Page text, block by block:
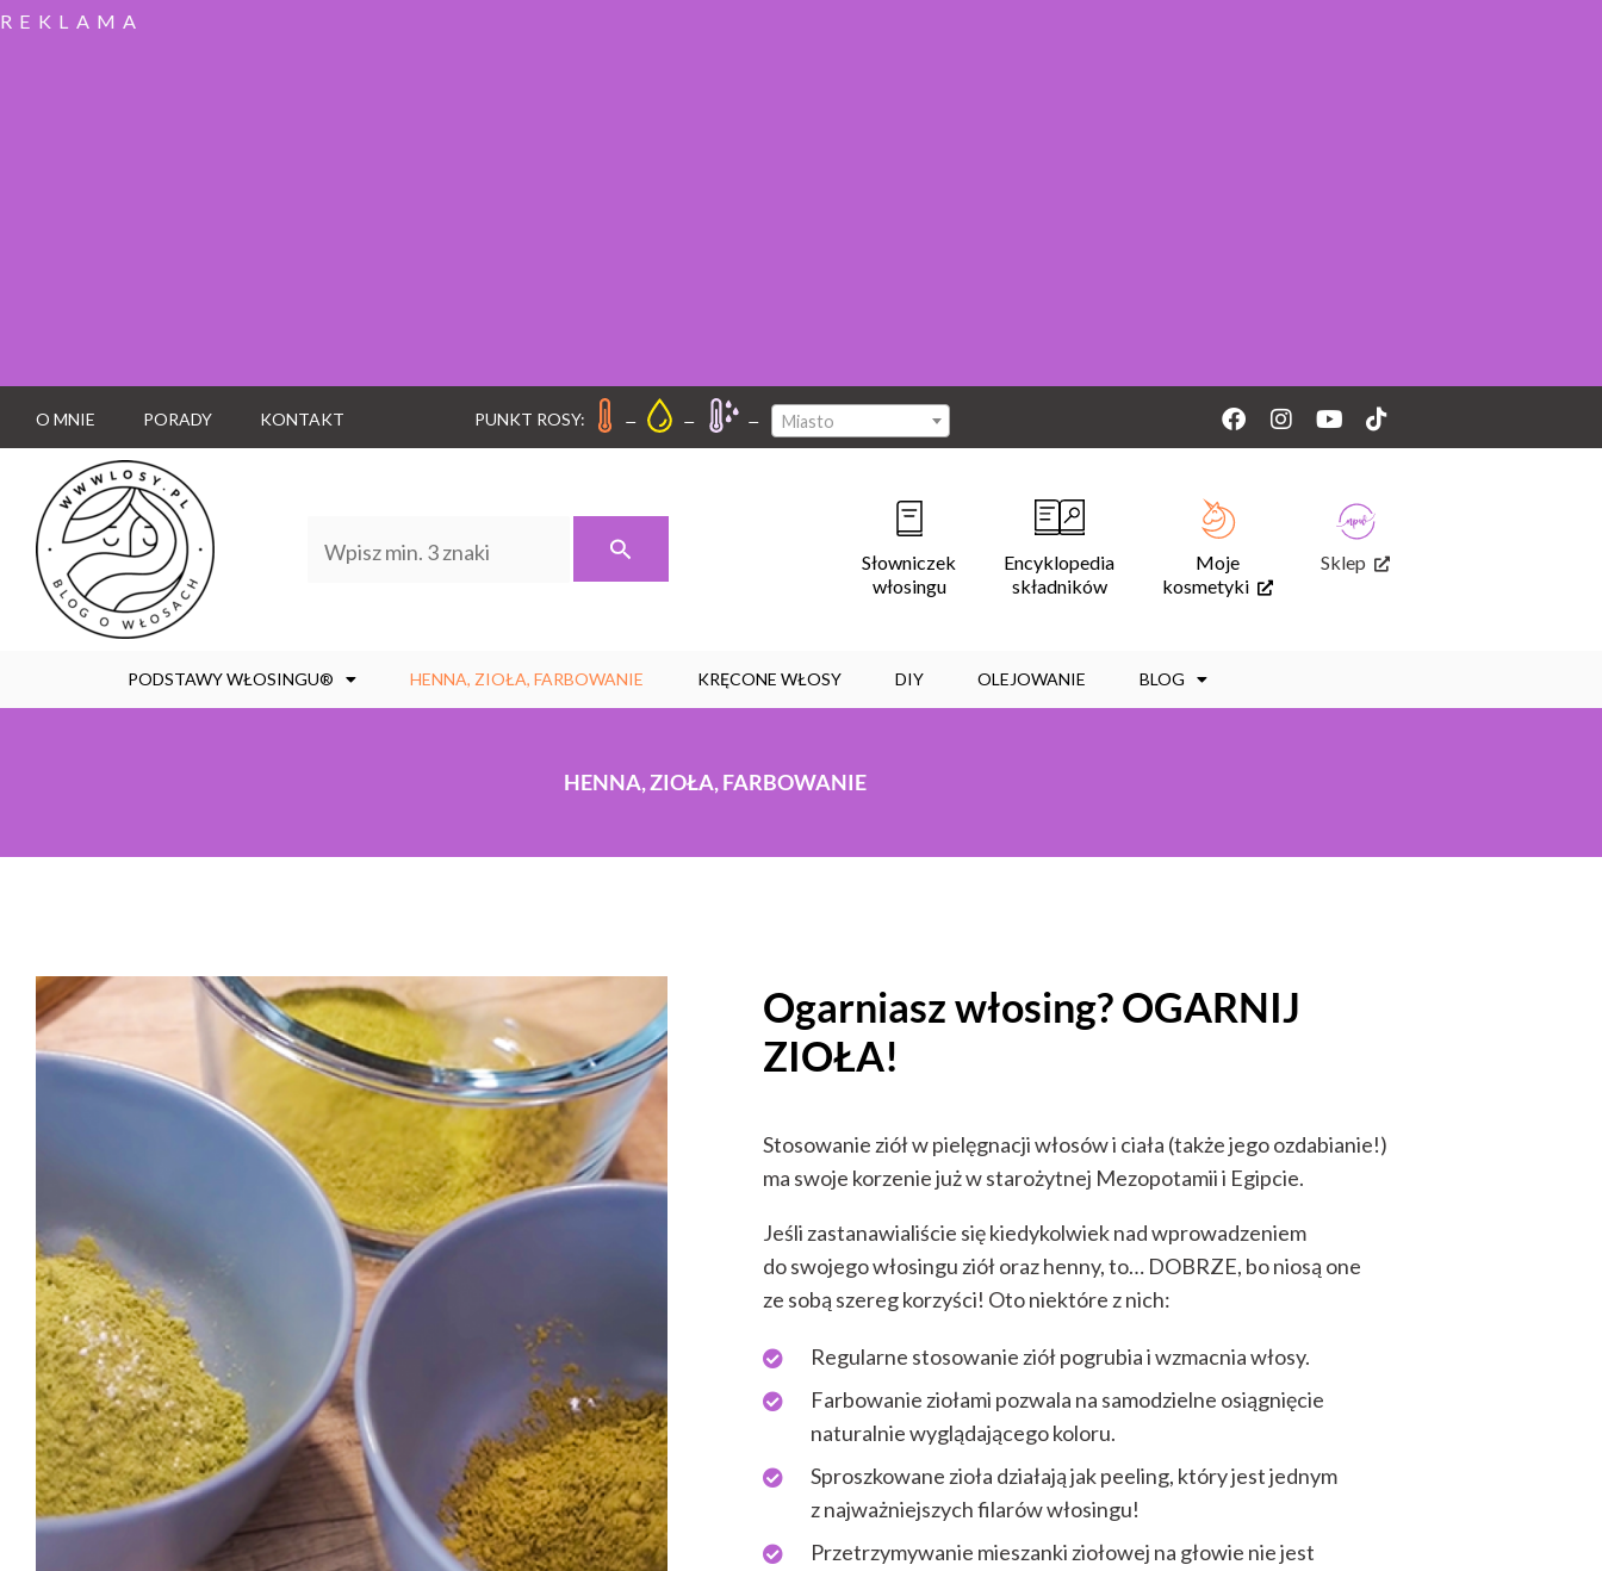
REKLAMA
O MNIE PORADY KONTAKT PUNKT ROSY: – – – Miasto Facebook
Instagram
YoutubeTiktok
Słowniczek
włosingu
Encyklopedia
składników
Moje
kosmetyki
Sklep
PODSTAWY WŁOSINGU® HENNA, ZIOŁA, FARBOWANIE KRĘCONE WŁOSY DIY OLEJOWANIE BLOG
HENNA, ZIOŁA, FARBOWANIE
Ogarniaszwłosing? OGARNIJ
ZIOŁA!
Stosowanie ziół w pielęgnacji włosów i ciała (także jego ozdabianie!)
ma swoje korzenie już w starożytnej Mezopotamii i Egipcie.
Jeśli zastanawialiście się kiedykolwiek nad wprowadzeniem
do swojego włosingu ziół oraz henny, to… DOBRZE, bo niosą one
ze sobą szereg korzyści! Oto niektóre z nich:
Regularne stosowanie ziół pogrubia i wzmacnia włosy.
Farbowanie ziołami pozwala na samodzielne osiągnięcie
naturalnie wyglądającego koloru.
Sproszkowane zioła działają jak peeling, który jest jednym
z najważniejszych filarów włosingu!
Przetrzymywanie mieszanki ziołowej na głowie nie jest